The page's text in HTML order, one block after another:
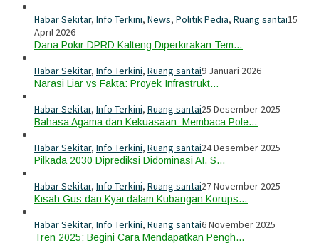
Habar Sekitar, Info Terkini, News, Politik Pedia, Ruang santai15
April 2026
Dana Pokir DPRD Kalteng Diperkirakan Tem…
Habar Sekitar, Info Terkini, Ruang santai9 Januari 2026
Narasi Liar vs Fakta: Proyek Infrastrukt…
Habar Sekitar, Info Terkini, Ruang santai25 Desember 2025
Bahasa Agama dan Kekuasaan: Membaca Pole…
Habar Sekitar, Info Terkini, Ruang santai24 Desember 2025
Pilkada 2030 Diprediksi Didominasi AI, S…
Habar Sekitar, Info Terkini, Ruang santai27 November 2025
Kisah Gus dan Kyai dalam Kubangan Korups…
Habar Sekitar, Info Terkini, Ruang santai6 November 2025
Tren 2025: Begini Cara Mendapatkan Pengh…